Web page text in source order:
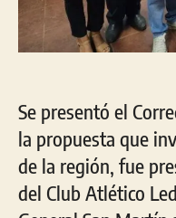
Se presentó el
la propuesta que
de la región, fue
del Club Atlético